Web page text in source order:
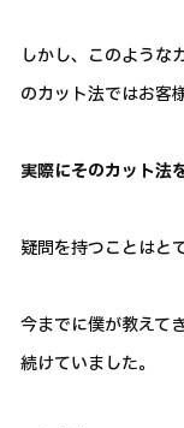
しかし、このような
のカット法ではお客
実際にそのカット法
疑問を持つことはと
今までに僕が教えて
続けていました。